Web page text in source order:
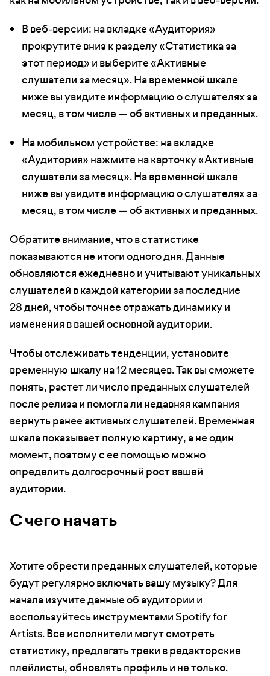
В веб-версии: на вкладке «Аудитория»
прокрутите вниз к разделу «Статистика за
этот период» и выберите «Активные
слушатели за месяц». На временной шкале
ниже вы увидите информацию о слушателях за
месяц, в том числе — об активных и преданных.
На мобильном устройстве: на вкладке
«Аудитория» нажмите на карточку «Активные
слушатели за месяц». На временной шкале
ниже вы увидите информацию о слушателях за
месяц, в том числе — об активных и преданных.
Обратите внимание, что в статистике
показываются не итоги одного дня. Данные
обновляются ежедневно и учитывают уникальных
слушателей в каждой категории за последние
28 дней, чтобы точнее отражать динамику и
изменения в вашей основной аудитории.
Чтобы отслеживать тенденции, установите
временную шкалу на 12 месяцев. Так вы сможете
понять, растет ли число преданных слушателей
после релиза и помогла ли недавняя кампания
вернуть ранее активных слушателей. Временная
шкала показывает полную картину, а не один
момент, поэтому с ее помощью можно
определить долгосрочный рост вашей
аудитории.
С чего начать
Хотите обрести преданных слушателей, которые
будут регулярно включать вашу музыку? Для
начала изучите данные об аудитории и
воспользуйтесь инструментами Spotify for
Artists. Все исполнители могут смотреть
статистику, предлагать треки в редакторские
плейлисты, обновлять профиль и не только.